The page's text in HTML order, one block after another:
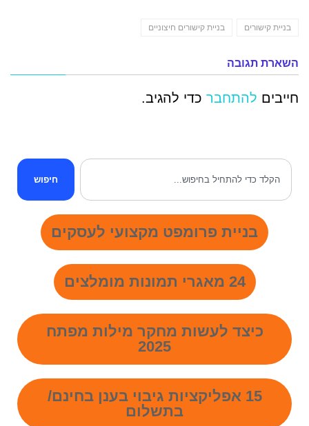
בניית קישורים בניית קישורים חיצוניים
השארת תגובה
חייבים להתחבר כדי להגיב.
חיפוש
בניית פרומפט מקצועי לעסקים
24 מאגרי תמונות מומלצים
כיצד לעשות מחקר מילות מפתח
2025
15 אפליקציות גיבוי בענן בחינם/
בתשלום